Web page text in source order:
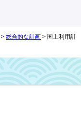
> 総合的な計画 > 国土利用計